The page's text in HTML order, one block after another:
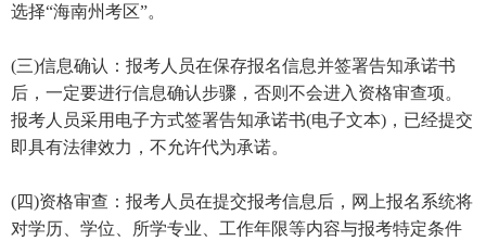
选择“海南州考区”。
(三)信息确认：报考人员在保存报名信息并签署告知承诺书
后，一定要进行信息确认步骤，否则不会进入资格审查项。
报考人员采用电子方式签署告知承诺书(电子文本)，已经提交
即具有法律效力，不允许代为承诺。
(四)资格审查：报考人员在提交报考信息后，网上报名系统将
对学历、学位、所学专业、工作年限等内容与报考特定条件